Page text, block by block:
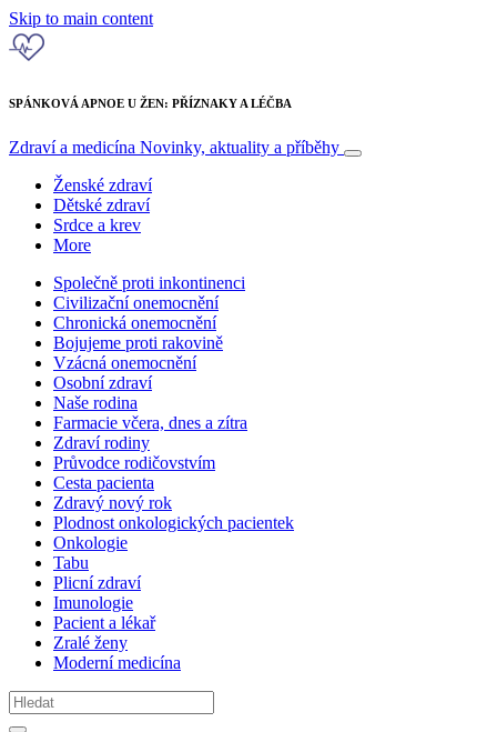
Skip to main content
SPÁNKOVÁ APNOE U ŽEN: PŘÍZNAKY A LÉČBA
Zdraví a medicína Novinky, aktuality a příběhy
Ženské zdraví
Dětské zdraví
Srdce a krev
More
Společně proti inkontinenci
Civilizační onemocnění
Chronická onemocnění
Bojujeme proti rakovině
Vzácná onemocnění
Osobní zdraví
Naše rodina
Farmacie včera, dnes a zítra
Zdraví rodiny
Průvodce rodičovstvím
Cesta pacienta
Zdravý nový rok
Plodnost onkologických pacientek
Onkologie
Tabu
Plicní zdraví
Imunologie
Pacient a lékař
Zralé ženy
Moderní medicína